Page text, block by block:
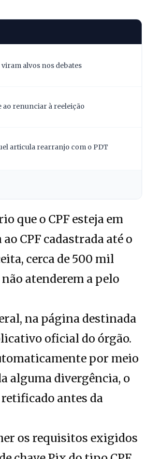
alvos nos debates
renunciar à reeleição
articula rearranjo com o PDT
que o CPF esteja em
CPF cadastrada até o
cerca de 500 mil
atenderem a pelo
na página destinada
oficial do órgão.
por meio
alguma divergência, o
antes da
os requisitos exigidos